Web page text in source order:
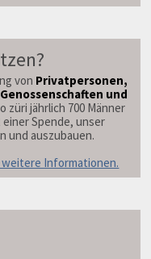
von Privatpersonen,
und
züri jährlich 700 Männer
Spende, unser
und auszubauen.
Informationen.